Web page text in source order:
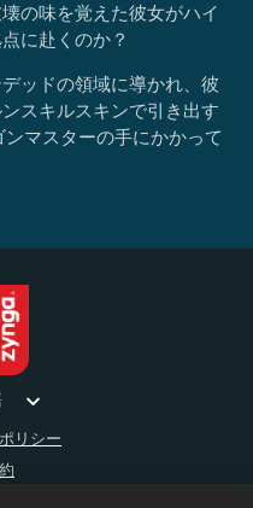
の味を覚えた彼女がハイ
に赴くのか？
ッドの領域に導かれ、彼
スキルスキンで引き出す
マスターの手にかかって
リシー